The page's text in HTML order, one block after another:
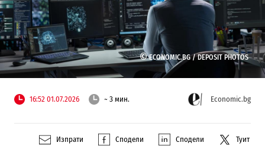
©ECONOMIC.BG /DEPOSIT PHOTOS
16:52 01.07.2026 ~ 3 мин. Economic.bg
Изпрати Сподели Сподели Туит